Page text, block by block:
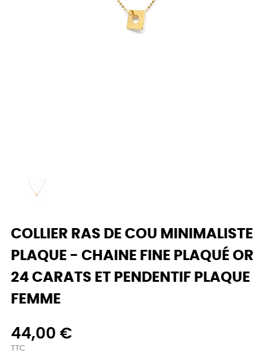
COLLIER RAS DE COU MINIMALISTE
PLAQUE - CHAINE FINE PLAQUÉ OR
24 CARATS ET PENDENTIF PLAQUE
FEMME
44,00 €
TTC